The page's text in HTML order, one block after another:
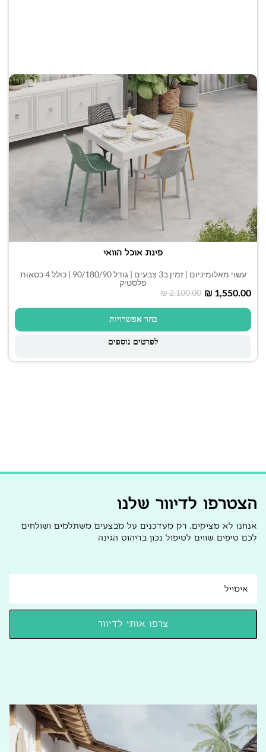
פינת אוכל הוואי
עשוי מאלומיניום | זמין ב3 צבעים | גודל 90/180/90 | כולל 4 כסאות
פלסטיק
₪2,100.00 ₪ 1,550.00
בחר אפשרויות
לפרטים נוספים
הצטרפו לדיוור שלנו
אנחנו לא מציקים, רק מעדכנים על מבצעים משתלמים ושולחים
לכם טיפים שווים לטיפול נכון בריהוט הגינה